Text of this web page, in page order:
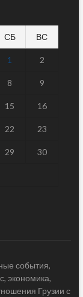
СБ ВС
1 2
8 9
15 16
22 23
29 30
события,
экономика,
Грузии с